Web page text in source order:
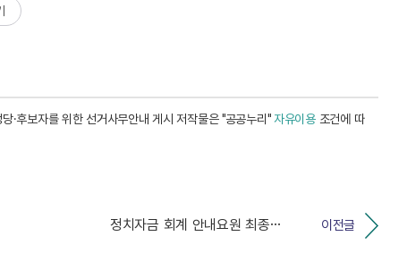
·후보자를 위한 선거사무안내 게시 저작물은 "공공누리" 자유이용조건에 따
이전글
정치자금 회계 안내요원 최종합격자 발표